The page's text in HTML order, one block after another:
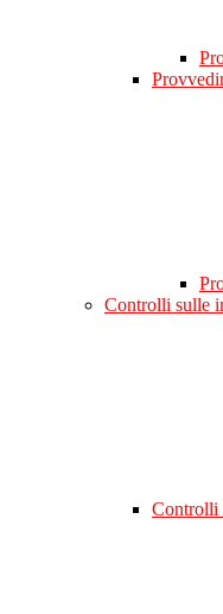
Controlli sulle
Controlli